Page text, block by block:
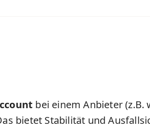
bei einem Anbieter
bietet Stabilität und